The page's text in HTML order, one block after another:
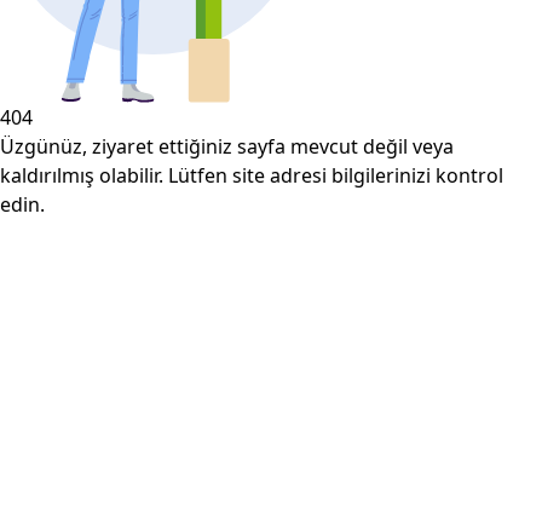
404
Üzgünüz, ziyaret ettiğiniz sayfa mevcut değil veya
kaldırılmış olabilir. Lütfen site adresi bilgilerinizi kontrol
edin.